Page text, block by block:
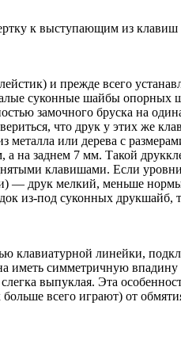
к выступающим из клавиш
и прежде всего
суконные шайбы опорных
замочного бруска на
что друк у этих же
или дерева с
на заднем 7 мм. Такой
клавишами. Если уровни
— друк мелкий, меньше
из-под суконных друкшайб,
клавиатурной линейки,
иметь симметричную впадину
выпук­лая. Эта
всего играют) от